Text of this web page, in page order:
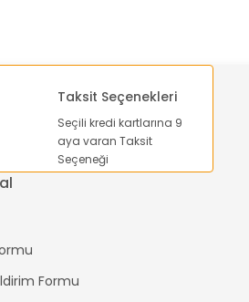
Taksit Seçenekleri
Seçili kredi kartlarına 9
aya varan Taksit
Seçeneği
Formu